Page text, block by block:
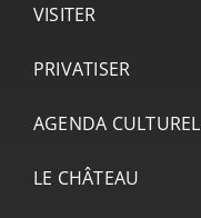
VISITER
PRIVATISER
AGENDA CULTUREL
LE CHÂTEAU